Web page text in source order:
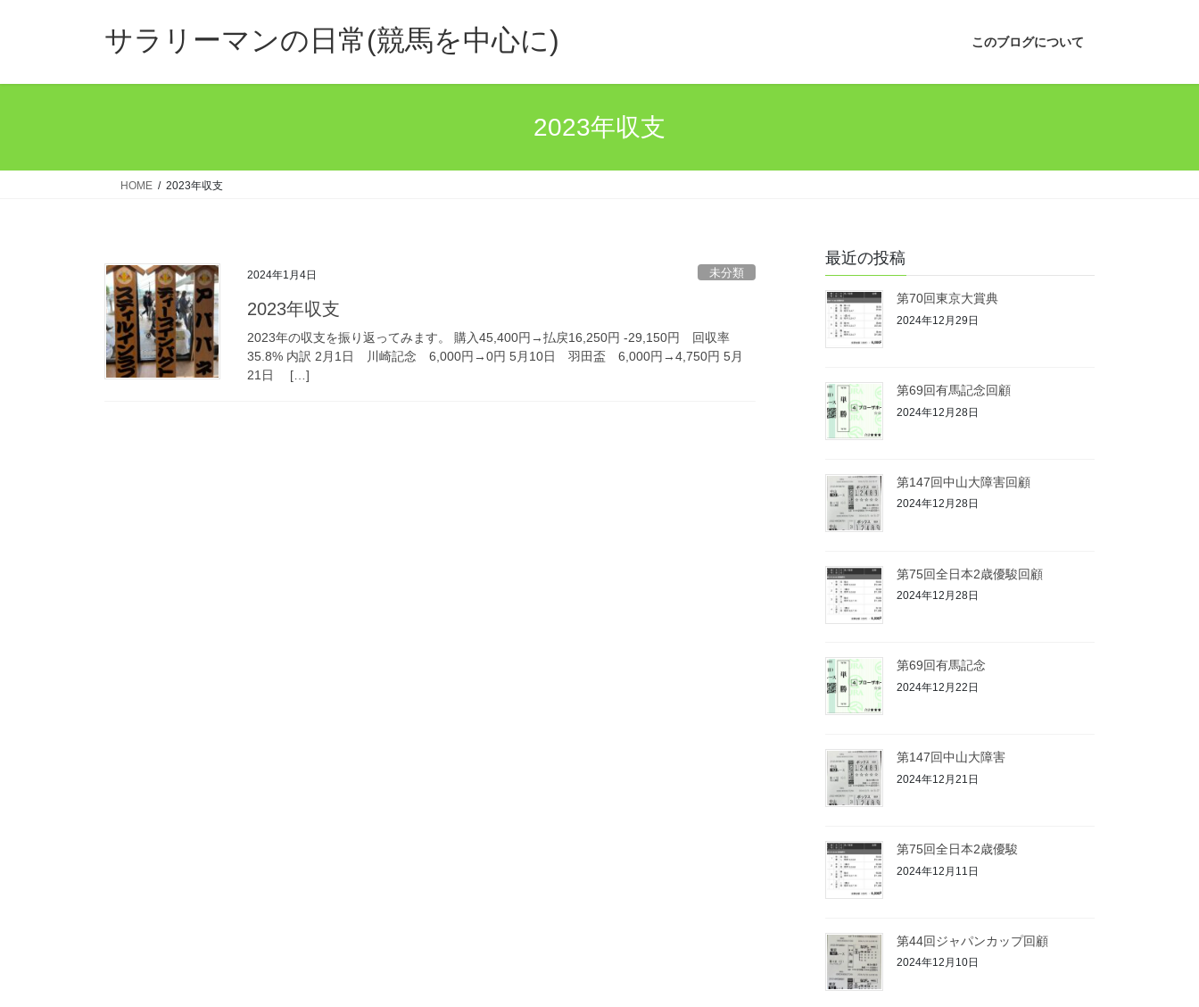
サラリーマンの日常(競馬を中心に) このブログについて
2023年収支
HOME 2023年収支
2024年1月4日 未分類
2023年収支
2023年の収支を振り返ってみます。 購入45,400円→払戻16,250円 -29,150円 回収率
35.8% 内訳 2月1日 川崎記念 6,000円→0円 5月10日 羽田盃 6,000円→4,750円 5月
21日 […]
最近の投稿
第70回東京大賞典
2024年12月29日
第69回有馬記念回顧
2024年12月28日
第147回中山大障害回顧
2024年12月28日
第75回全日本2歳優駿回顧
2024年12月28日
第69回有馬記念
2024年12月22日
第147回中山大障害
2024年12月21日
第75回全日本2歳優駿
2024年12月11日
第44回ジャパンカップ回顧
2024年12月10日